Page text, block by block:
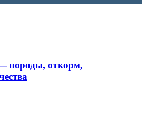
породы, откорм,